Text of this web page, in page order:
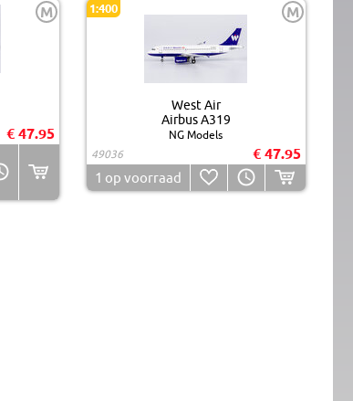
M
€ 47.95
1:400 M
West Air
Airbus A319
NG Models
49036
€ 47.95
1 op voorraad